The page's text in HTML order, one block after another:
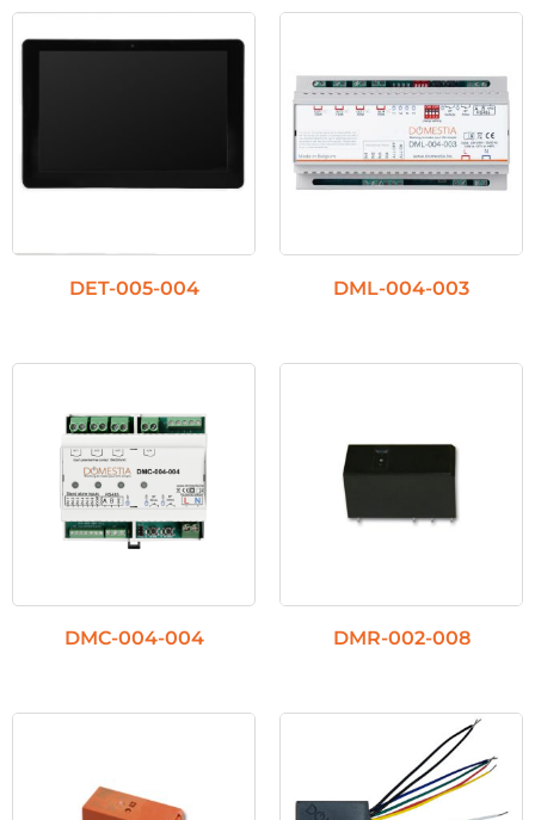
DET-005-004 DML-004-003
DMC-004-004 DMR-002-008